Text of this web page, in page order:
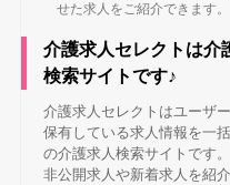
せた求人をご紹介できます。
介護求人セレクトは介
検索サイトです♪
介護求人セレクトはユーザ
保有している求人情報を一
の介護求人検索サイトです
非公開求人や新着求人を紹